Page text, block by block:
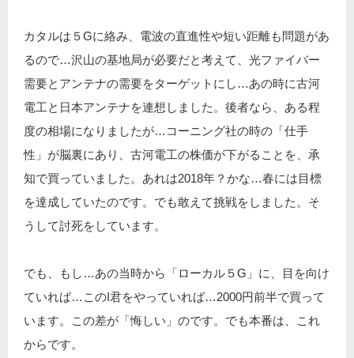
カタルは５Gに絡み、電波の直進性や短い距離も問題があ
るので…沢山の基地局が必要だと考えて、光ファイバー
需要とアンテナの需要をターゲットにし…あの時に古河
電工と日本アンテナを連想しました。後者なら、ある程
度の相場になりましたが…コーニング社の時の「仕手
性」が脳裏にあり、古河電工の株価が下がることを、承
知で買っていました。あれは2018年？かな…春には目標
を達成していたのです。でも敢えて挑戦をしました。そ
うして討死をしています。
でも、もし…あの当時から「ローカル５G」に、目を向け
ていれば…このI君をやっていれば…2000円前半で買って
います。この差が「悔しい」のです。でも本番は、これ
からです。